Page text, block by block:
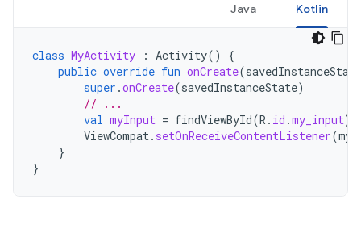
Kotlin
Java
class MyActivity : Activity()
{
public override fun onCreate(savedInstanceState
super .onCreate(savedInstanceState)
// ...
val myInput = findViewById(R . id .my_input)
ViewCompat. setOnReceiveContentListener(
}
}